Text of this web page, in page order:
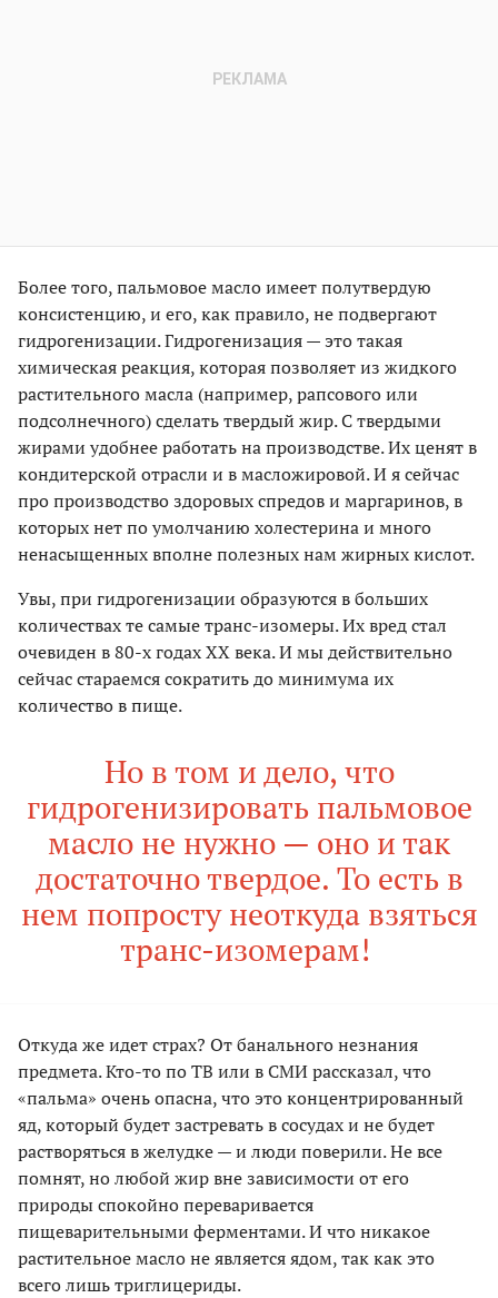
Более того, пальмовое масло имеет полутвердую
консистенцию, и его, как правило, не подвергают
гидрогенизации. Гидрогенизация — это такая
химическая реакция, которая позволяет из жидкого
растительного масла (например, рапсового или
подсолнечного) сделать твердый жир. С твердыми
жирами удобнее работать на производстве. Их ценят в
кондитерской отрасли и в масложировой. И я сейчас
про производство здоровых спредов и маргаринов, в
которых нет по умолчанию холестерина и много
ненасыщенных вполне полезных нам жирных кислот.
Увы, при гидрогенизации образуются в больших
количествах те самые транс-изомеры. Их вред стал
очевиден в 80-х годах ХХ века. И мы действительно
сейчас стараемся сократить до минимума их
количество в пище.
Но в том и дело, что
гидрогенизировать пальмовое
масло не нужно — оно и так
достаточно твердое. То есть в
нем попросту неоткуда взяться
транс-изомерам!
Откуда же идет страх? От банального незнания
предмета. Кто-то по ТВ или в СМИ рассказал, что
«пальма» очень опасна, что это концентрированный
яд, который будет застревать в сосудах и не будет
растворяться в желудке — и люди поверили. Не все
помнят, но любой жир вне зависимости от его
природы спокойно переваривается
пищеварительными ферментами. И что никакое
растительное масло не является ядом, так как это
всего лишь триглицериды.